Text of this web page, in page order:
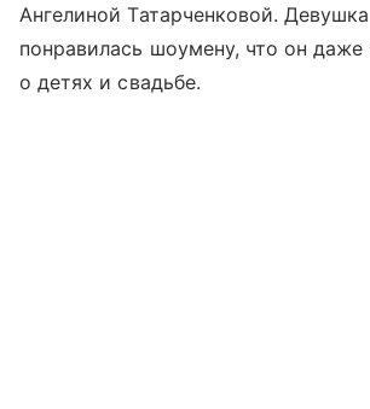
Ангелиной Татарченковой.
понравилась шоумену, что он даже
о детях и свадьбе.